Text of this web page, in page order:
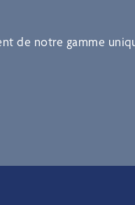
de notre gamme